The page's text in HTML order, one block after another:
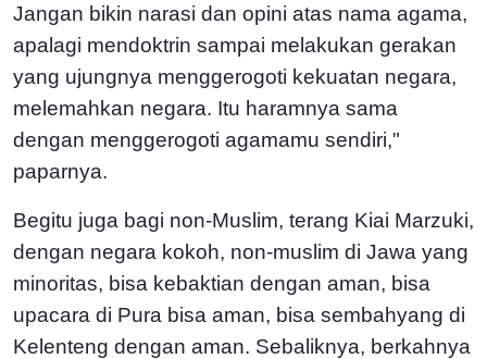
Jangan bikin narasi dan opini atas nama agama,
apalagi mendoktrin sampai melakukan gerakan
yang ujungnya menggerogoti kekuatan negara,
melemahkan negara. Itu haramnya sama
dengan menggerogoti agamamu sendiri,"
paparnya.
Begitu juga bagi non-Muslim, terang Kiai Marzuki,
dengan negara kokoh, non-muslim di Jawa yang
minoritas, bisa kebaktian dengan aman, bisa
upacara di Pura bisa aman, bisa sembahyang di
Kelenteng dengan aman. Sebaliknya, berkahnya